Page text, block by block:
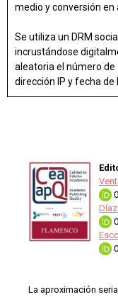
medio y conversión
Se utiliza un DRM
incrustándose
aleatoria el número de
dirección IP y fecha de
La aproximación